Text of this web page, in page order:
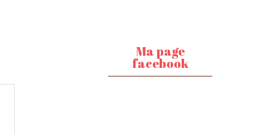
Ma page
facebook